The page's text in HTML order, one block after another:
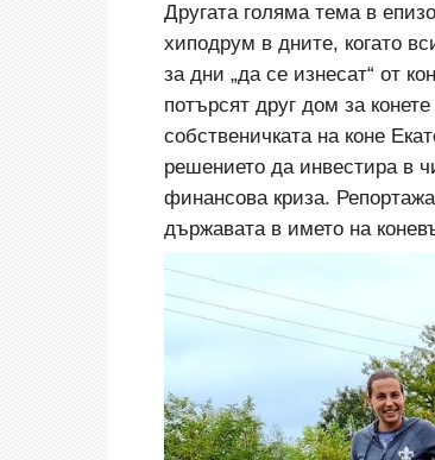
Другата голяма тема в
хиподрум в дните, когато
за дни „да се изнесат“ от
потърсят друг дом за
собственичката на коне
решението да инвестира в
финансова криза.
държавата в името на